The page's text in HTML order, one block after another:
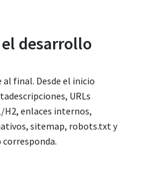
el desarrollo
al final. Desde el inicio
URLs
H2, enlaces internos,
sitemap, robots.txt y